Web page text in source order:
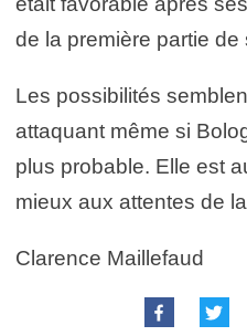
de la première partie de
Les possibilités
attaquant même si
plus probable. Elle est
mieux aux attentes de
Clarence Maillefaud